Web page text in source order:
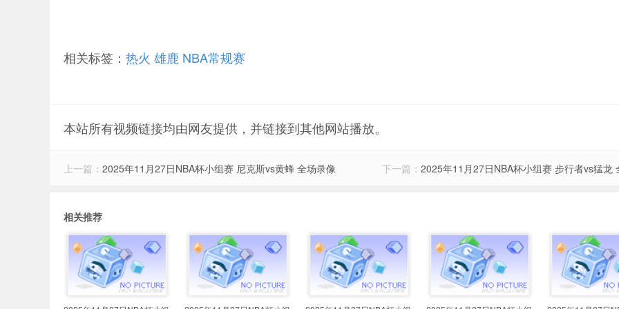
相关标签： 热火 雄鹿 NBA常规赛
本站所有视频链接均由网友提供，并链接到其他网站播放。
上一篇： 2025年11月27日NBA杯小组赛 尼克斯vs黄蜂 全场录像 下一篇： 2025年11月27日NBA杯小组赛 步行者vs猛龙
相关推荐